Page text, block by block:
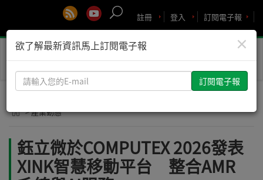
訂閱電子報
登入
註冊
Toggle
> 產業動態
鈺立微於COMPUTEX 2026發表
XINK智慧移動平台 整合AMR
×
欲了解最新資訊馬上訂閱電子報
請
輸
您
E-
mail